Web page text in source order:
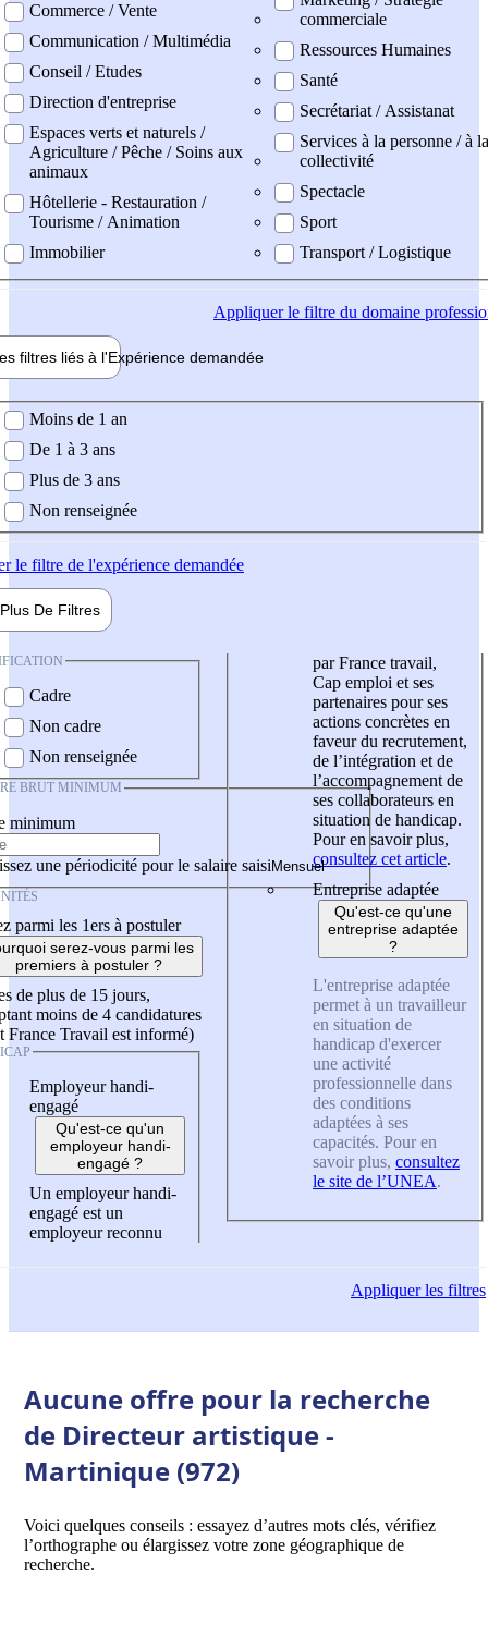
Commerce / Vente
Communication / Multimédia
Conseil / Etudes
Direction d'entreprise
Espaces verts et naturels /
Agriculture / Pêche / Soins aux
animaux
Hôtellerie - Restauration /
Tourisme / Animation
Immobilier
commerciale
Ressources Humaines
Santé
Secrétariat / Assistanat
Services à la personne / à la
collectivité
Spectacle
Sport
Transport / Logistique
Appliquerle filtre du domaine
filtres liés à l'Expérience demandée
demandée
Moins de 1 an
De 1 à 3 ans
Plus de 3 ans
Non renseignée
le filtre de l'expérience demandée
Plus De Filtres
Cadre
Non cadre
Non renseignée
BRUT MINIMUM
minimum
une périodicité pour le salaire saisi
parmi les 1ers à postuler
serez-vous parmi les
premiers à postuler ?
de plus de 15 jours,
moins de 4 candidatures
France Travail est informé)
Employeur handi-
engagé
Qu'est-ce qu'un
employeur handi-
engagé ?
Un employeur handi-
engagé est un
employeur reconnu
par France travail,
Cap emploi et ses
partenaires pour ses
actions concrètes en
faveur du recrutement,
de l’intégration et de
l’accompagnement de
ses collaborateurs en
situation de handicap.
Pour en savoir plus,
consultez cet article.
Entreprise adaptée
Qu'est-ce qu'une
entreprise adaptée
?
L'entreprise adaptée
permet à un travailleur
en situation de
handicap d'exercer
une activité
professionnelle dans
des conditions
adaptées à ses
capacités. Pour en
savoir plus, consultez
le site de l’UNEA.
Appliquerles filtres
Aucune offre pour la recherche
de Directeur artistique -
Martinique (972)
Voici quelques conseils : essayez d’autres mots clés, vérifiez
l’orthographe ou élargissez votre zone géographique de
recherche.